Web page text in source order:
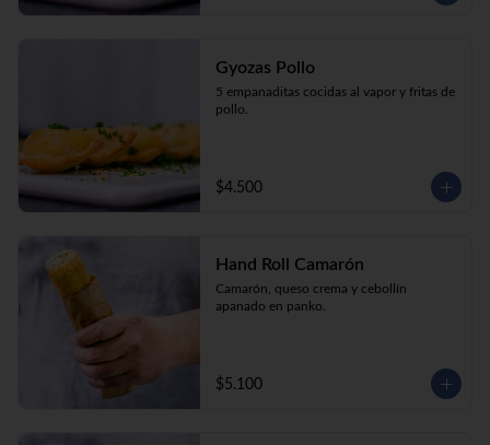
Gyozas Pollo
5 empanaditas cocidas al vapor y fritas de
pollo.
$4.500
Hand Roll Camarón
Camarón, queso crema y cebollín
apanado en panko.
$5.100